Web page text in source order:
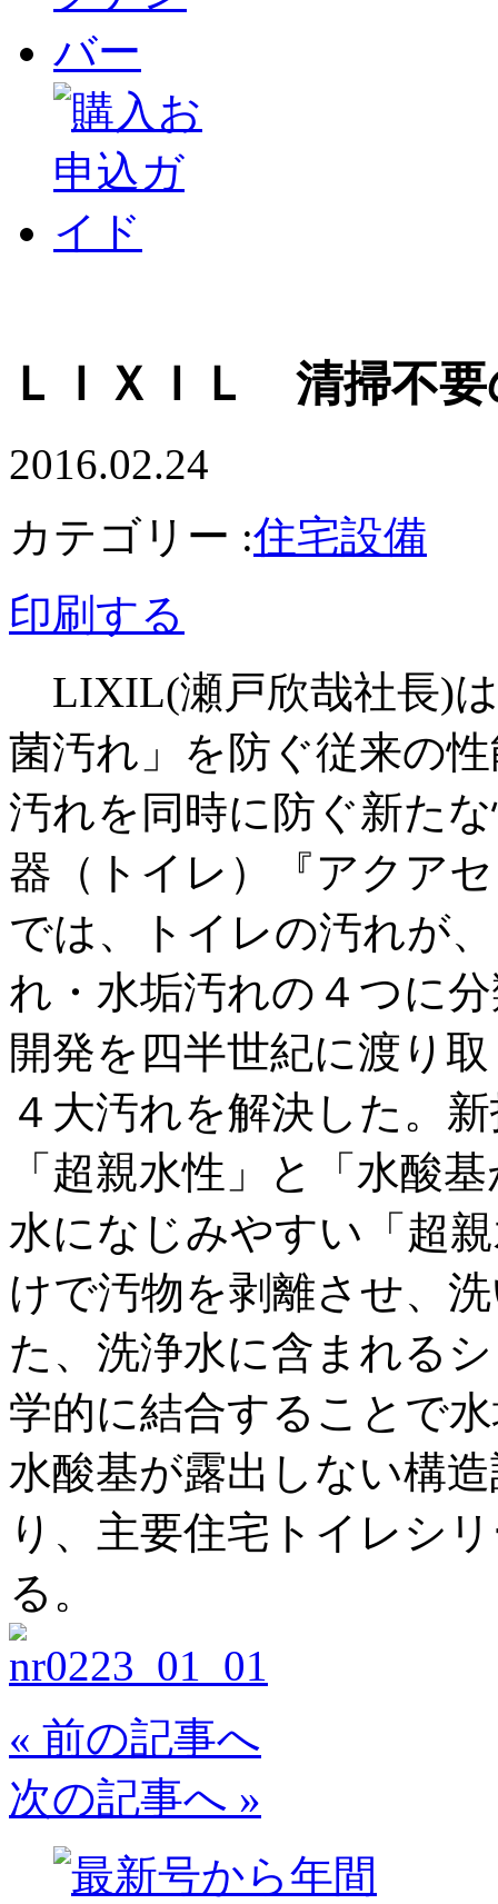
ＬＩＸＩＬ 清掃不
2016.02.24
カテゴリー :住宅設備
印刷する
LIXIL(瀬戸欣哉社長)
菌汚れ」を防ぐ従来の
汚れを同時に防ぐ新た
器（トイレ）『アクア
では、トイレの汚れが
れ・水垢汚れの４つに
開発を四半世紀に渡り
４大汚れを解決した。
「超親水性」と「水酸
水になじみやすい「超
けで汚物を剥離させ、
た、洗浄水に含まれる
学的に結合することで
水酸基が露出しない構
り、主要住宅トイレシ
る。
« 前の記事へ
次の記事へ »